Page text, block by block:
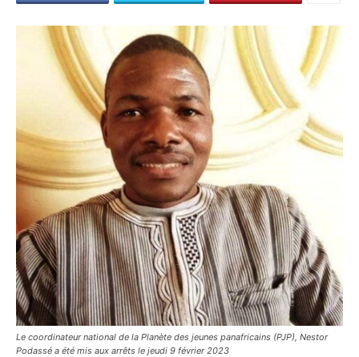
Le coordinateur national de la Planète des jeunes panafricains (PJP), Nestor
Podassé a été mis aux arrêts le jeudi 9 février 2023